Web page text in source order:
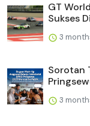
GT
Sukses
3
Sorotan
3